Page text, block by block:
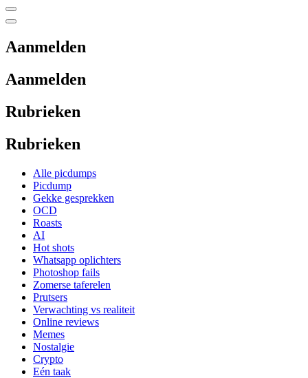
Aanmelden
Aanmelden
Rubrieken
Rubrieken
Alle picdumps
Picdump
Gekke gesprekken
OCD
Roasts
AI
Hot shots
Whatsapp oplichters
Photoshop fails
Zomerse taferelen
Prutsers
Verwachting vs realiteit
Online reviews
Memes
Nostalgie
Crypto
Eén taak